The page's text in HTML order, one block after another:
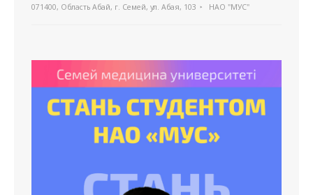
071400, Область Абай, г. Семей, ул. Абая, 103 НАО "МУС"